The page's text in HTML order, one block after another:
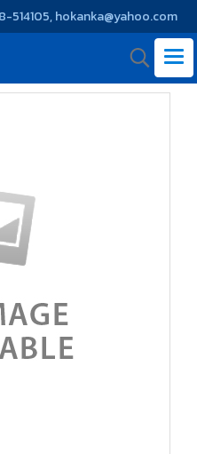
514105, hokanka@yahoo.com